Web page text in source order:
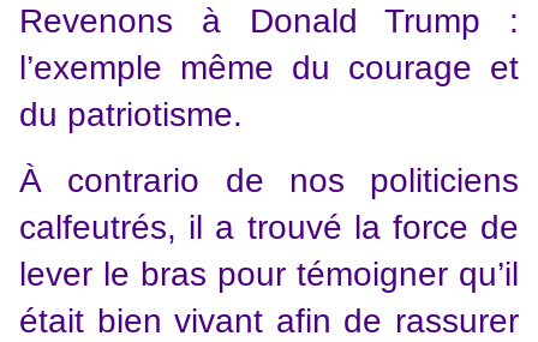
Revenons à Donald Trump :
l’exemple même du courage et
du patriotisme.
À contrario de nos politiciens
calfeutrés, il a trouvé la force de
lever le bras pour témoigner qu’il
était bien vivant afin de rassurer